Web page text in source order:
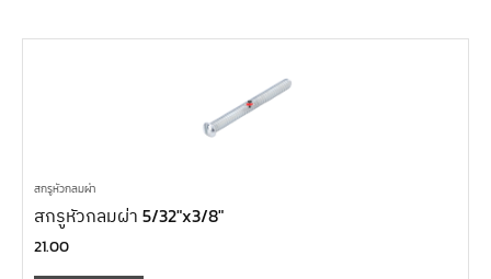
สกรูหัวกลมผ่า
สกรูหัวกลมผ่า 5/32″x3/8″
21.00